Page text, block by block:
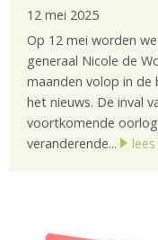
12 mei 2025
Op 12 mei worden
generaal Nicole de
maanden volop in de
het nieuws. De inval
voortkomende
veranderende...